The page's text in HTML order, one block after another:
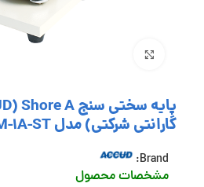
گارانتی شرکتی) مدل HSM-1A-ST
Brand:
مشخصات محصول